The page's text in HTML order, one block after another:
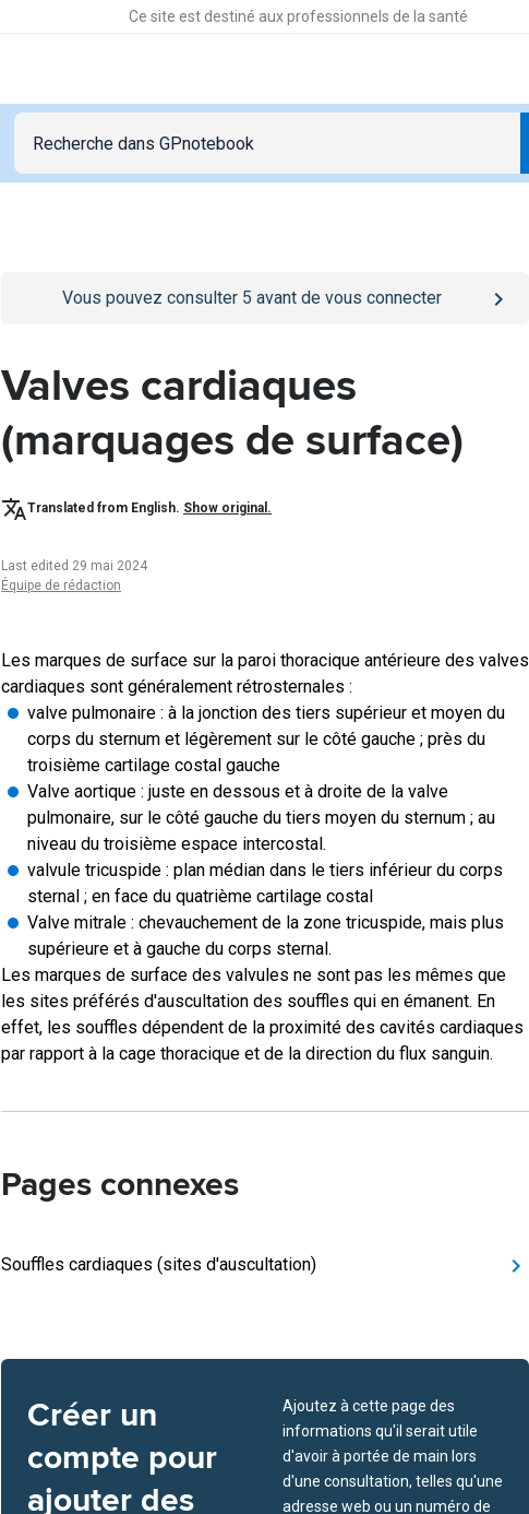
Ce site est destiné aux professionnels de la santé
/se-connecterpage
Vous pouvez consulter 5 avant de vous connecter
Valves cardiaques
(marquages de surface)
Translated from English. Show original.
Last edited 29 mai 2024
Équipe de rédaction
Les marques de surface sur la paroi thoracique antérieure des valves
cardiaques sont généralement rétrosternales :
valve pulmonaire : à la jonction des tiers supérieur et moyen du
corps du sternum et légèrement sur le côté gauche ; près du
troisième cartilage costal gauche
Valve aortique : juste en dessous et à droite de la valve
pulmonaire, sur le côté gauche du tiers moyen du sternum ; au
niveau du troisième espace intercostal.
valvule tricuspide : plan médian dans le tiers inférieur du corps
sternal ; en face du quatrième cartilage costal
Valve mitrale : chevauchement de la zone tricuspide, mais plus
supérieure et à gauche du corps sternal.
Les marques de surface des valvules ne sont pas les mêmes que
les sites préférés d'auscultation des souffles qui en émanent. En
effet, les souffles dépendent de la proximité des cavités cardiaques
par rapport à la cage thoracique et de la direction du flux sanguin.
Pages connexes
Souffles cardiaques (sites d'auscultation)
Créer un
compte pour
ajouter des
Ajoutez à cette page des
informations qu'il serait utile
d'avoir à portée de main lors
d'une consultation, telles qu'une
adresse web ou un numéro de